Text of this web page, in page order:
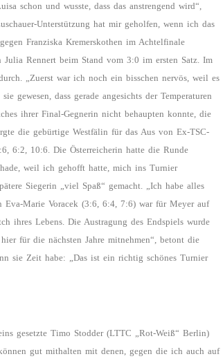
schon und wusste, dass das anstrengend wird“,
Unterstützung hat mir geholfen, wenn ich das
Franziska Kremerskothen im Achtelfinale
Rennert beim Stand vom 3:0 im ersten Satz. Im
„Zuerst war ich noch ein bisschen nervös, weil es
gewesen, dass gerade angesichts der Temperaturen
ihrer Final-Gegnerin nicht behaupten konnte, die
die gebürtige Westfälin für das Aus von Ex-TSC-
6:2, 10:6. Die Österreicherin hatte die Runde
weil ich gehofft hatte, mich ins Turnier
Siegerin „viel Spaß“ gemacht. „Ich habe alles
Eva-Marie Voracek (3:6, 6:4, 7:6) war für Meyer auf
ihres Lebens. Die Austragung des Endspiels wurde
für die nächsten Jahre mitnehmen“, betont die
sie Zeit habe: „Das ist ein richtig schönes Turnier
gesetzte Timo Stodder (LTTC „Rot-Weiß“ Berlin)
gut mithalten mit denen, gegen die ich auch auf